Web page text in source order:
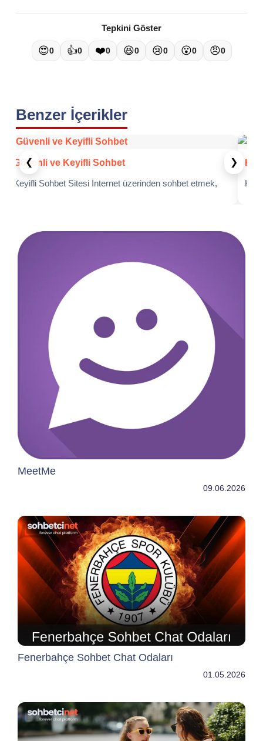
Tepkini Göster
😍0 👍0 ❤️0 😆0 😢0 😮0 😠0
Benzer İçerikler
Güvenli ve Keyifli Sohbet
Keyifli Sohbet Sitesi İnternet üzerinden sohbet etmek,
❮ ❯
MeetMe
09.06.2026
Fenerbahçe Sohbet Chat Odaları
01.05.2026